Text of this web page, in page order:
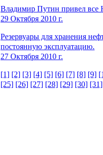
Владимир Путин привел все
29 Октября 2010 г.
Резервуары для хранения
постоянную эксплуатацию.
27 Октября 2010 г.
[1] [2] [3] [4] [5] [6] [7] [8] [9]
[25] [26] [27] [28] [29] [30] [31]